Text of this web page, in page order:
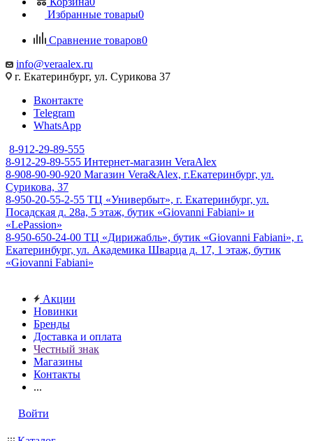
Избранные товары0
Сравнение товаров0
info@veraalex.ru
г. Екатеринбург, ул. Сурикова 37
Вконтакте
Telegram
WhatsApp
8-912-29-89-555
8-912-29-89-555 Интернет-магазин VeraAlex
8-908-90-90-920 Магазин Vera&Alex, г.Екатеринбург, ул.
Сурикова, 37
8-950-20-55-2-55 ТЦ «Универбыт», г. Екатеринбург, ул.
Посадская д. 28а, 5 этаж, бутик «Giovanni Fabiani» и
«LePassion»
8-950-650-24-00 ТЦ «Дирижабль», бутик «Giovanni Fabiani», г.
Екатеринбург, ул. Академика Шварца д. 17, 1 этаж, бутик
«Giovanni Fabiani»
Акции
Новинки
Бренды
Доставка и оплата
Честный знак
Магазины
Контакты
...
Войти